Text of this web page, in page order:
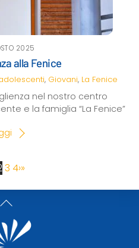
2025
alla Fenice
, Giovani, La Fenice
nel nostro centro
e la famiglia “La Fenice”
3 4›»
Back
To
Top